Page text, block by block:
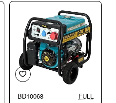
BD10068 FULL